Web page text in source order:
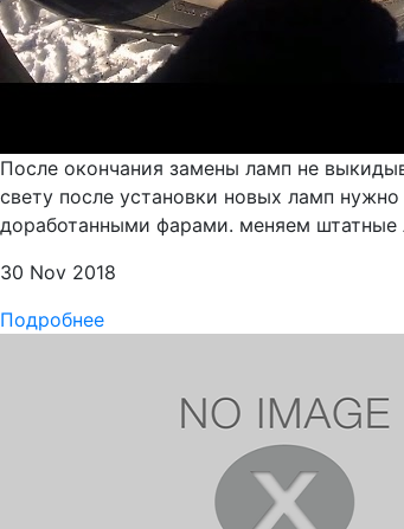
После окончания замены ламп не
свету после установки новых ламп
доработанными фарами. меняем
30 Nov 2018
Подробнее